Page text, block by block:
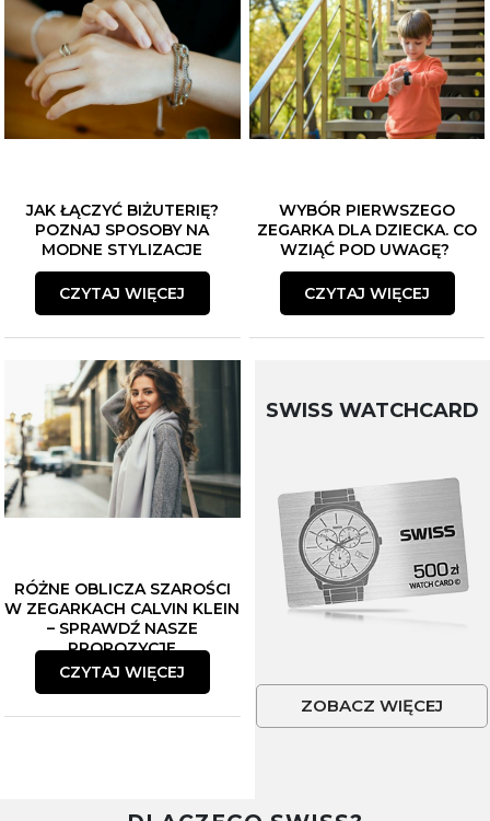
JAK ŁĄCZYĆ BIŻUTERIĘ?
POZNAJ SPOSOBY NA
MODNE STYLIZACJE
CZYTAJ WIĘCEJ
WYBÓR PIERWSZEGO
ZEGARKA DLA DZIECKA. CO
WZIĄĆ POD UWAGĘ?
CZYTAJ WIĘCEJ
RÓŻNE OBLICZA SZAROŚCI
W ZEGARKACH CALVIN KLEIN
– SPRAWDŹ NASZE
PROPOZYCJE
CZYTAJ WIĘCEJ
SWISS WATCHCARD
ZOBACZ WIĘCEJ